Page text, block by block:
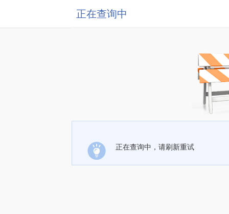
正在查询中
正在查询中，请刷新重试